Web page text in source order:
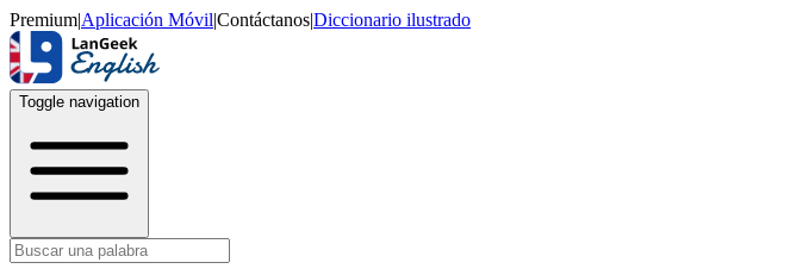
Premium|Aplicación Móvil|Contáctanos|Diccionario ilustrado
Toggle navigation